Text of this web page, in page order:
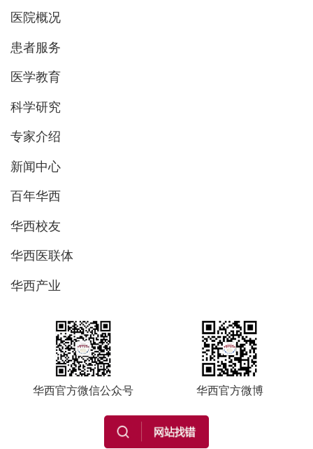
医院概况
患者服务
医学教育
科学研究
专家介绍
新闻中心
百年华西
华西校友
华西医联体
华西产业
华西官方微信公众号 华西官方微博